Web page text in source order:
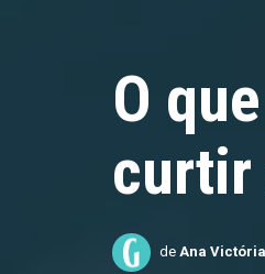
O
curtir
de Ana Victória